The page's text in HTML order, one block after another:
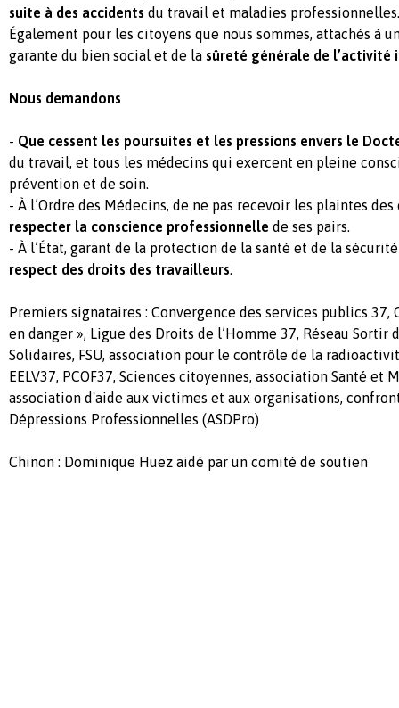
suite à des accidents du travail et maladies professionnelles.
Également pour les citoyens que nous sommes, attachés à
garante du bien social et de la sûreté générale de l’activité
Nous demandons
- Que cessent les poursuites et les pressions envers le
du travail, et tous les médecins qui exercent en pleine
prévention et de soin.
- À l’Ordre des Médecins, de ne pas recevoir les plaintes
respecter la conscience professionnelle de ses pairs.
- À l’État, garant de la protection de la santé et de la
respect des droits des travailleurs.
Premiers signataires : Convergence des services publics
en danger », Ligue des Droits de l’Homme 37, Réseau Sortir
Solidaires, FSU, association pour le contrôle de la
EELV37, PCOF37, Sciences citoyennes, association Santé et
association d'aide aux victimes et aux organisations,
Dépressions Professionnelles (ASDPro)
Chinon : Dominique Huez aidé par un comité de soutien